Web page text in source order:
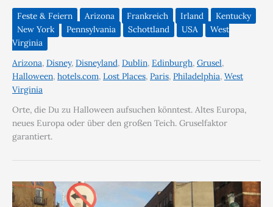
Feste & Feiern Arizona Frankreich Irland
Kentucky
New York
Pennsylvania Schottland USA
West
Virginia
Arizona, Disney, Disneyland, Dublin, Edinburgh, Grusel,
Halloween, hotels.com, Lost Places, Paris, Philadelphia, West
Virginia
Orte, die Du zu Halloween aufsuchen könntest. Altes Europa,
neues Europa oder über den großen Teich. Gruselfaktor
garantiert.